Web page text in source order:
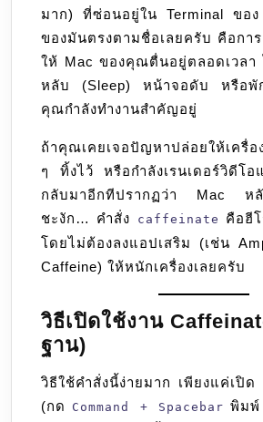
ด้วย
Caffeinate
มาก) ที่ซ่อนอยู่ใน Terminal ขอ
ของมันตรงตามชื่อเลยครับ คือการ
ให้ Mac ของคุณตื่นอยู่ตลอดเวลา
หลับ (Sleep) หน้าจอดับ หรือพัก
คุณกำลังทำงานสำคัญอยู่
ถ้าคุณเคยเจอปัญหาปล่อยให้เครื่
ๆ ทิ้งไว้ หรือกำลังเรนเดอร์วิดีโอ
กลับมาอีกทีปรากฏว่า Mac ห
ชะงัก… คำสั่ง
caffeinate
คือฮี
โดยไม่ต้องลงแอปเสริม (เช่น
Caffeine) ให้หนักเครื่องเลยครับ
วิธีเปิดใช้งาน
ฐาน)
วิธีใช้คำสั่งนี้ง่ายมาก เพียงแค่เปิ
(กด
Command + Spacebar พิมพ์